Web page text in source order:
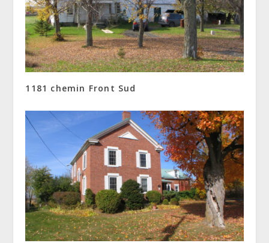
1181 chemin Front Sud